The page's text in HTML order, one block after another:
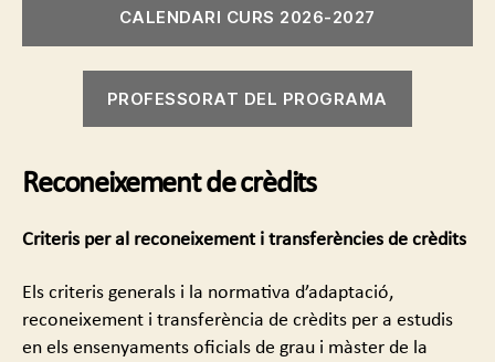
CALENDARI CURS 2026-2027
PROFESSORAT DEL PROGRAMA
Reconeixement de crèdits
Criteris per al reconeixement i transferències de crèdits
Els criteris generals i la normativa d’adaptació,
reconeixement i transferència de crèdits per a estudis
en els ensenyaments oficials de grau i màster de la